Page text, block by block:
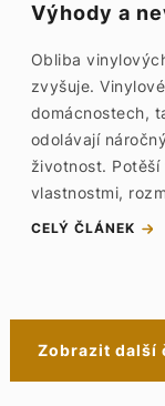
Výhody a
Obliba
zvyšuje.
domácnostech,
odolávají
životnost.
vlastnostmi,
CELÝ ČLÁNEK
Zobrazit další